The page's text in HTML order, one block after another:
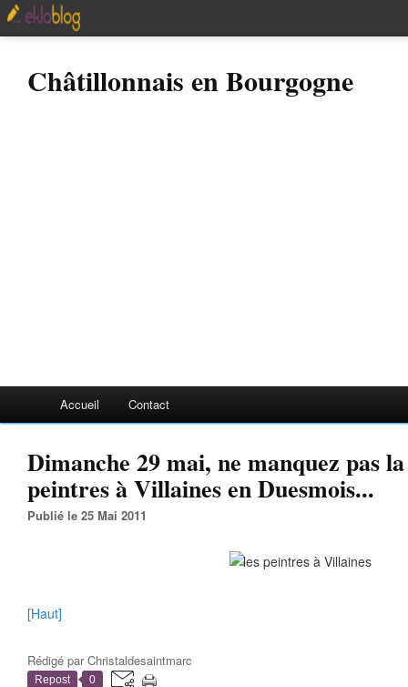
Châtillonnais en Bourgogne
Accueil Contact
Dimanche 29 mai, ne manquez pas
peintres à Villaines en Duesmois...
Publié le 25 Mai 2011
[Haut]
Rédigé parChristaldesaintmarc
Repost 0